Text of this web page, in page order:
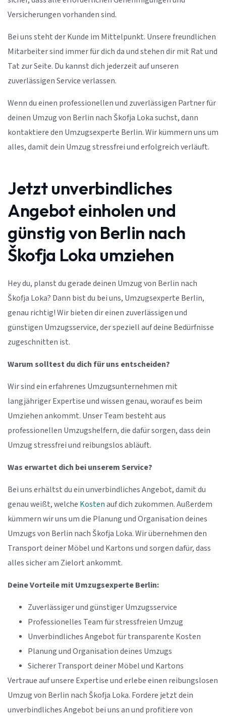
Versicherungen vorhanden sind.
Bei uns steht der Kunde im Mittelpunkt. Unsere freundlichen
Mitarbeiter sind immer für dich da und stehen dir mit Rat und
Tat zur Seite. Du kannst dich jederzeit auf unseren
zuverlässigen Service verlassen.
Wenn du einen professionellen und zuverlässigen Partner für
deinen Umzug von Berlin nach Škofja Loka suchst, dann
kontaktiere den Umzugsexperte Berlin. Wir kümmern uns um
alles, damit dein Umzug stressfrei und erfolgreich verläuft.
Jetzt unverbindliches
Angebot einholen und
günstig von Berlin nach
Škofja Loka umziehen
Hey du, planst du gerade deinen Umzug von Berlin nach
Škofja Loka? Dann bist du bei uns, Umzugsexperte Berlin,
genau richtig! Wir bieten dir einen zuverlässigen und
günstigen Umzugsservice, der speziell auf deine Bedürfnisse
zugeschnitten ist.
Warum solltest du dich für uns entscheiden?
Wir sind ein erfahrenes Umzugsunternehmen mit
langjähriger Expertise und wissen genau, worauf es beim
Umziehen ankommt. Unser Team besteht aus
professionellen Umzugshelfern, die dafür sorgen, dass dein
Umzug stressfrei und reibungslos abläuft.
Was erwartet dich bei unserem Service?
Bei uns erhältst du ein unverbindliches Angebot, damit du
genau weißt, welche Kostenauf dich zukommen. Außerdem
kümmern wir uns um die Planung und Organisation deines
Umzugs von Berlin nach Škofja Loka. Wir übernehmen den
Transport deiner Möbel und Kartons und sorgen dafür, dass
alles sicher am Zielort ankommt.
Deine Vorteile mit Umzugsexperte Berlin:
Zuverlässiger und günstiger Umzugsservice
Professionelles Team für stressfreien Umzug
Unverbindliches Angebot für transparente Kosten
Planung und Organisation deines Umzugs
Sicherer Transport deiner Möbel und Kartons
Vertraue auf unsere Expertise und erlebe einen reibungslosen
Umzug von Berlin nach Škofja Loka. Fordere jetzt dein
unverbindliches Angebot bei uns an und profitiere von